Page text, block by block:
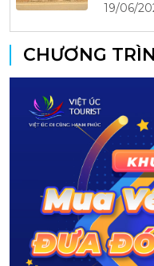
19/06/
CHƯƠNG